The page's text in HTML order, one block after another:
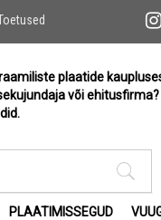
plaatide
või
PLAATIMISSEGUD